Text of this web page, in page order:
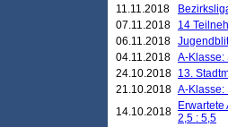
11.11.2018
07.11.2018
14
06.11.2018
04.11.2018 A-Klasse:
24.10.2018 13.
21.10.2018 A-Klasse:
14.10.2018 2,5 : 5,5